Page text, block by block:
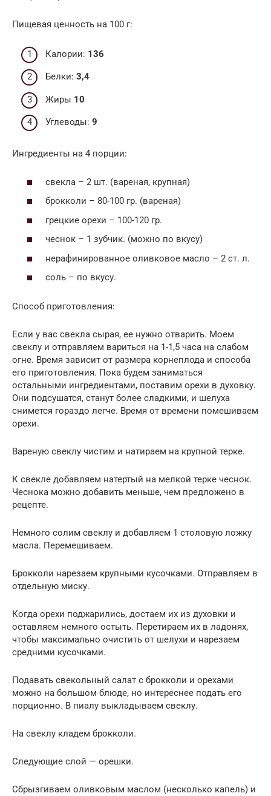
Пищевая ценность на 100 г:
Калории: 136
Белки: 3,4
Жиры 10
Углеводы: 9
Ингредиенты на 4 порции:
свекла – 2 шт. (вареная, крупная)
брокколи – 80-100 гр. (вареная)
грецкие орехи – 100-120 гр.
чеснок – 1 зубчик. (можно по вкусу)
нерафинированное оливковое масло – 2 ст. л.
соль – по вкусу.
Способ приготовления:
Если у вас свекла сырая, ее нужно отварить. Моем
свеклу и отправляем вариться на 1-1,5 часа на слабом
огне. Время зависит от размера корнеплода и способа
его приготовления. Пока будем заниматься
остальными ингредиентами, поставим орехи в духовку.
Они подсушатся, станут более сладкими, и шелуха
снимется гораздо легче. Время от времени помешиваем
орехи.
Вареную свеклу чистим и натираем на крупной терке.
К свекле добавляем натертый на мелкой терке чеснок.
Чеснока можно добавить меньше, чем предложено в
рецепте.
Немного солим свеклу и добавляем 1 столовую ложку
масла. Перемешиваем.
Брокколи нарезаем крупными кусочками. Отправляем в
отдельную миску.
Когда орехи поджарились, достаем их из духовки и
оставляем немного остыть. Перетираем их в ладонях,
чтобы максимально очистить от шелухи и нарезаем
средними кусочками.
Подавать свекольный салат с брокколи и орехами
можно на большом блюде, но интереснее подать его
порционно. В пиалу выкладываем свеклу.
На свеклу кладем брокколи.
Следующие слой — орешки.
Сбрызгиваем оливковым маслом (несколько капель) и